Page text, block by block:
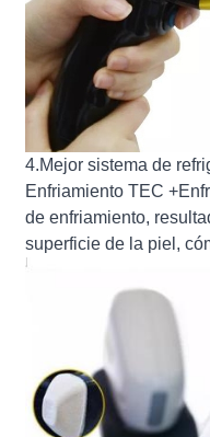
4.Mejor sistema de
Enfriamiento TEC
de enfriamiento,
superficie de la piel,